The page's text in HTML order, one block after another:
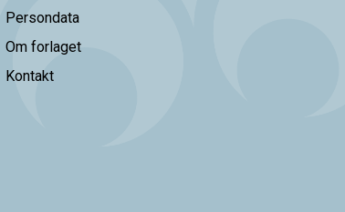
Persondata
Om forlaget
Kontakt